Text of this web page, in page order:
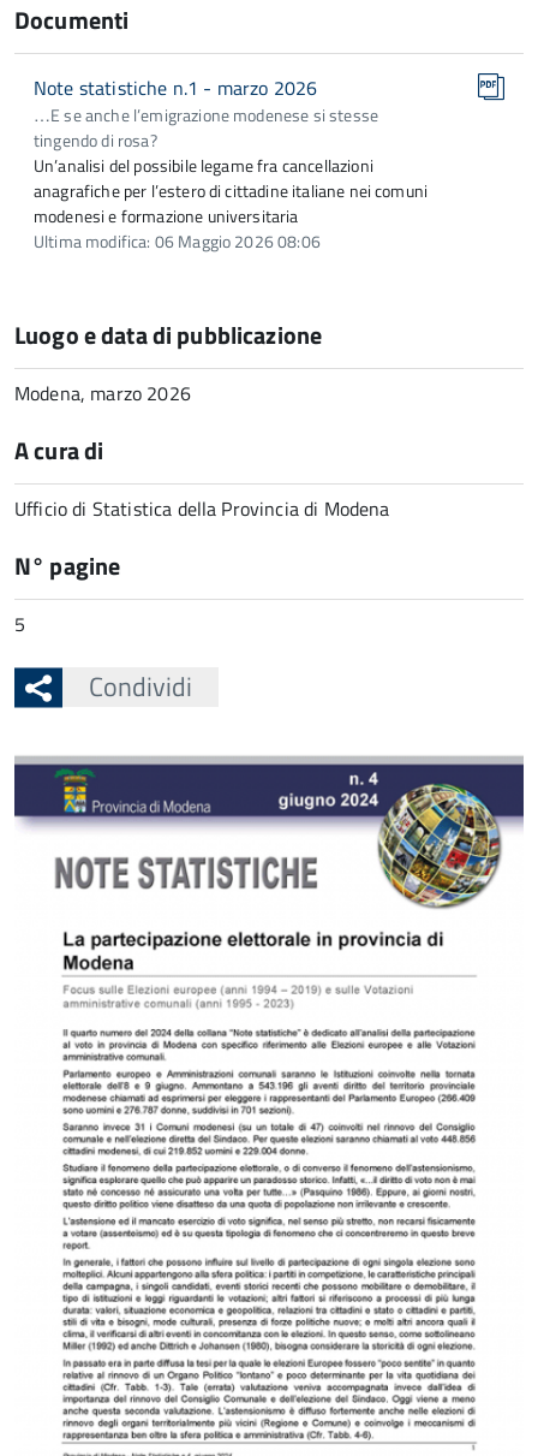
Documenti
Note statistiche n.1 - marzo 2026
…E se anche l’emigrazione modenese si stesse
tingendo di rosa?
Un’analisi del possibile legame fra cancellazioni
anagrafiche per l’estero di cittadine italiane nei comuni
modenesi e formazione universitaria
Ultima modifica: 06 Maggio 2026 08:06
Luogo e data di pubblicazione
Modena, marzo 2026
A cura di
Ufficio di Statistica della Provincia di Modena
N° pagine
5
Condividi